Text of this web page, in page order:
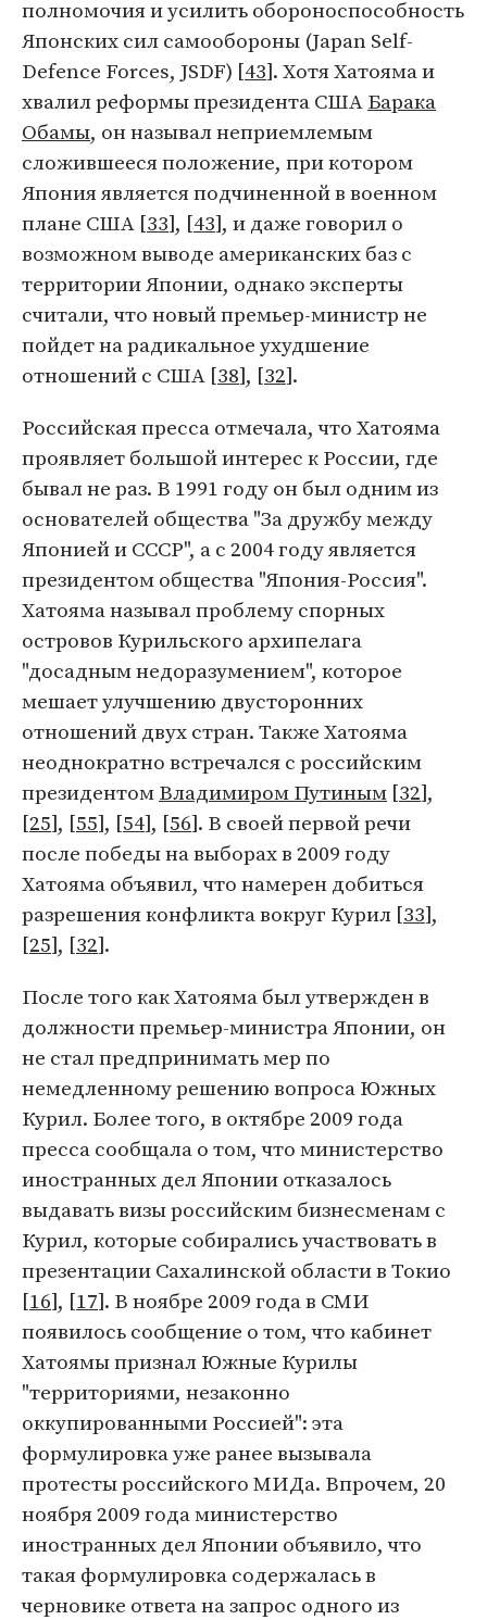
полномочия и усилить обороноспособность
Японских сил самообороны (Japan Self-
Defence Forces, JSDF) [43]. Хотя Хатояма и
хвалил реформы президента СШАБарака
Обамы, он называл неприемлемым
сложившееся положение, при котором
Япония является подчиненной в военном
плане США [33], [43], и даже говорил о
возможном выводе американских баз с
территории Японии, однако эксперты
считали, что новый премьер-министр не
пойдет на радикальное ухудшение
отношений с США [38], [32].
Российская пресса отмечала, что Хатояма
проявляет большой интерес к России, где
бывал не раз. В 1991 году он был одним из
основателей общества "За дружбу между
Японией и СССР", а с 2004 году является
президентом общества "Япония-Россия".
Хатояма называл проблему спорных
островов Курильского архипелага
"досадным недоразумением", которое
мешает улучшению двусторонних
отношений двух стран. Также Хатояма
неоднократно встречался с российским
президентомВладимиром Путиным [32],
[25], [55], [54], [56]. В своей первой речи
после победы на выборах в 2009 году
Хатояма объявил, что намерен добиться
разрешения конфликта вокруг Курил [33],
[25], [32].
После того как Хатояма был утвержден в
должности премьер-министра Японии, он
не стал предпринимать мер по
немедленному решению вопроса Южных
Курил. Более того, в октябре 2009 года
пресса сообщала о том, что министерство
иностранных дел Японии отказалось
выдавать визы российским бизнесменам с
Курил, которые собирались участвовать в
презентации Сахалинской области в Токио
[16], [17]. В ноябре 2009 года в СМИ
появилось сообщение о том, что кабинет
Хатоямы признал Южные Курилы
"территориями, незаконно
оккупированными Россией": эта
формулировка уже ранее вызывала
протесты российского МИДа. Впрочем, 20
ноября 2009 года министерство
иностранных дел Японии объявило, что
такая формулировка содержалась в
черновике ответа на запрос одного из